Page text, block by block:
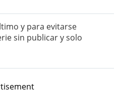
y para evitarse
sin publicar y solo